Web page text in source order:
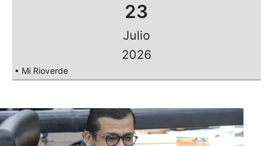
23
Julio
2026
• Mi Rioverde